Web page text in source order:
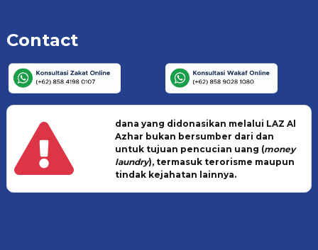
Contact
dana yang didonasikan melalui LAZ Al
Azhar bukan bersumber dari dan
untuk tujuan pencucian uang (money
laundry), termasuk terorisme maupun
tindak kejahatan lainnya.